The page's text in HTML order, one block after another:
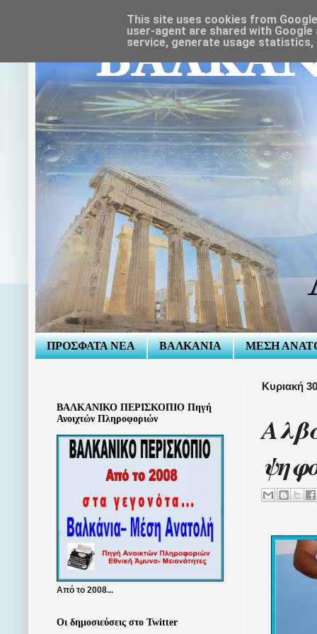
ΠΡΟΣΦΑΤΑ ΝΕΑ ΒΑΛΚΑΝΙΑ ΜΕΣΗ
Κυριακή
ΒΑΛΚΑΝΙΚΟ ΠΕΡΙΣΚΟΠΙΟ Πηγή
Ανοιχτών Πληροφοριών
Από το 2008...
Οι δημοσιεύσεις στο Twitter
This site uses cookies from
user-agent are shared with
service, generate usage statistics,